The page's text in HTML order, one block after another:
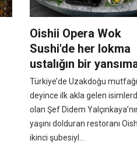
Oishii Opera Wok
Sushi'de her lokma
ustalığın bir
Türkiye’de Uzakdoğu mutfağı
deyince ilk akla gelen
olan Şef Didem
yaşını dolduran restoranı
ikinci şubesiyl...